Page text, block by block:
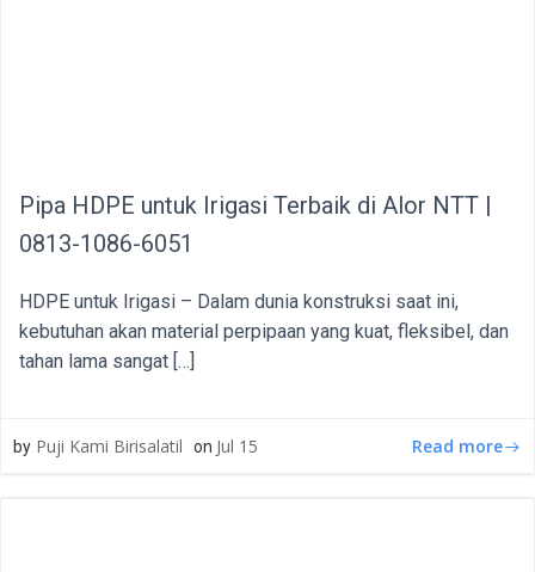
Pipa HDPE untuk Irigasi Terbaik di Alor NTT |
0813-1086-6051
HDPE untuk Irigasi – Dalam dunia konstruksi saat ini,
kebutuhan akan material perpipaan yang kuat, fleksibel, dan
tahan lama sangat […]
by Puji Kami Birisalatil on Jul 15 Read more